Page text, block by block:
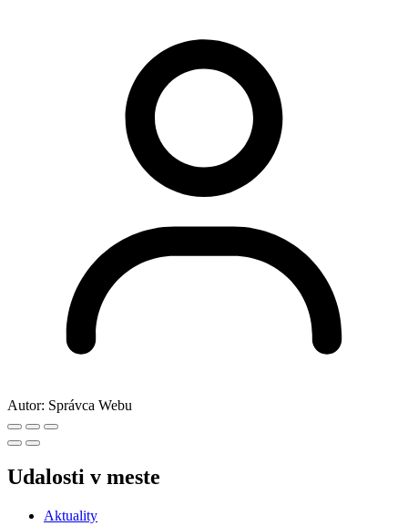
Autor: Správca Webu
Udalosti v meste
Aktuality